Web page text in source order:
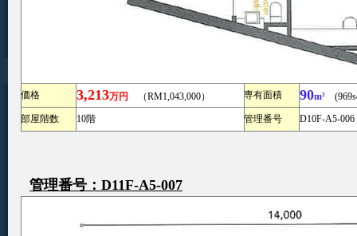
価格 3,213万円 （RM1,043,000） 専有面積 90m²
部屋階数
10階 管理番号 D10F-A5-006
管理番号：D11F-A5-007